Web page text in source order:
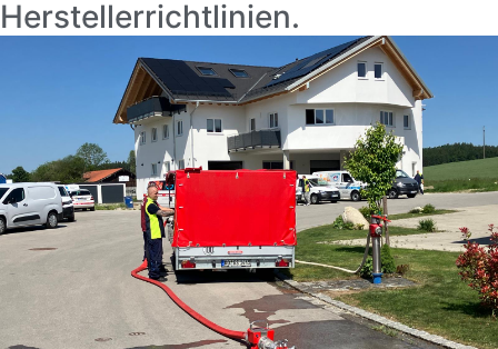
Herstellerrichtlinien.